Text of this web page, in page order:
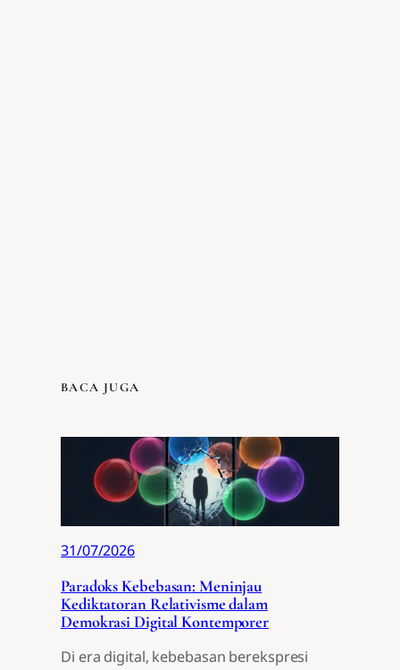
BACA JUGA
31/07/2026
Paradoks Kebebasan: Meninjau
Kediktatoran Relativisme dalam
Demokrasi Digital Kontemporer
Di era digital, kebebasan berekspresi